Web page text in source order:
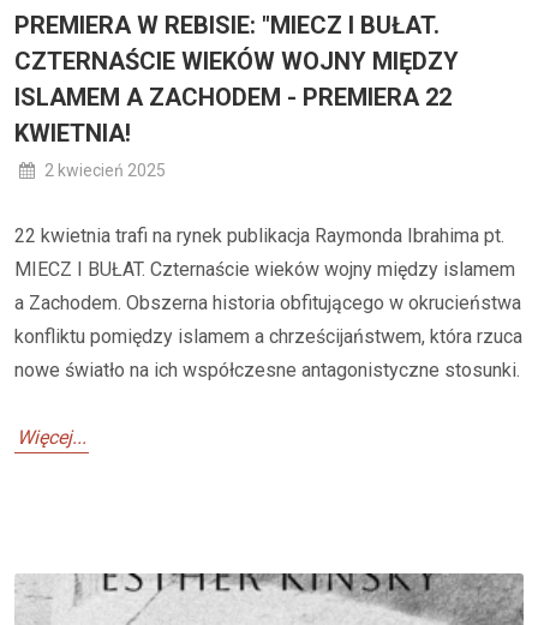
PREMIERA W REBISIE: "MIECZ I BUŁAT.
CZTERNAŚCIE WIEKÓW WOJNY MIĘDZY
ISLAMEM A ZACHODEM - PREMIERA 22
KWIETNIA!
2 kwiecień 2025
22 kwietnia trafi na rynek publikacja Raymonda Ibrahima pt.
MIECZ I BUŁAT. Czternaście wieków wojny między islamem
a Zachodem. Obszerna historia obfitującego w okrucieństwa
konfliktu pomiędzy islamem a chrześcijaństwem, która rzuca
nowe światło na ich współczesne antagonistyczne stosunki.
Więcej...